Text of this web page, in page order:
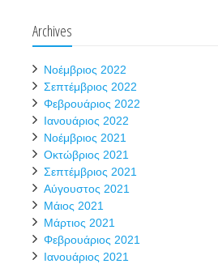
Archives
Νοέμβριος 2022
Σεπτέμβριος 2022
Φεβρουάριος 2022
Ιανουάριος 2022
Νοέμβριος 2021
Οκτώβριος 2021
Σεπτέμβριος 2021
Αύγουστος 2021
Μάιος 2021
Μάρτιος 2021
Φεβρουάριος 2021
Ιανουάριος 2021